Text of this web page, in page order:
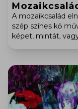
A mozaikcsalád
szép színes kő
képet, mintát,